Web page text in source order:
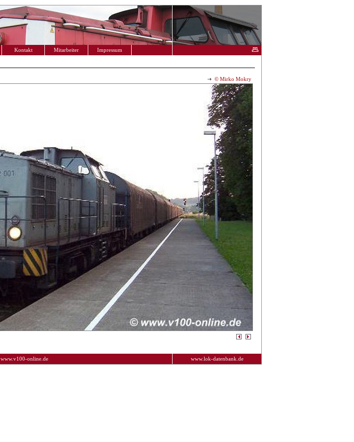
Kontakt Mitarbeiter Impressum
© Mirko Mokry
www.v100-online.de www.lok-datenbank.de